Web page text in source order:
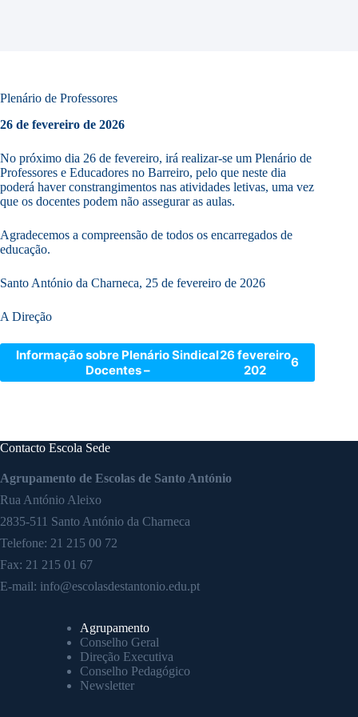
Plenário de Professores
26 de fevereiro de 2026
No próximo dia 26 de fevereiro, irá realizar-se um Plenário de
Professores e Educadores no Barreiro, pelo que neste dia
poderá haver constrangimentos nas atividades letivas, uma vez
que os docentes podem não assegurar as aulas.
Agradecemos a compreensão de todos os encarregados de
educação.
Santo António da Charneca, 25 de fevereiro de 2026
A Direção
Informação sobre Plenário Sindical
Docentes –
26 fevereiro
202
6
Contacto Escola Sede
Agrupamento de Escolas de Santo António
Rua António Aleixo
2835-511 Santo António da Charneca
Telefone: 21 215 00 72
Fax: 21 215 01 67
E-mail: info@escolasdestantonio.edu.pt
Agrupamento
Conselho Geral
Direção Executiva
Conselho Pedagógico
Newsletter